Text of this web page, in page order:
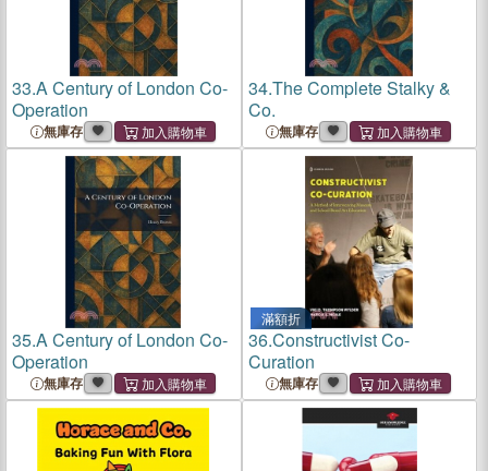
33.A Century of London Co-
Operation
無庫存
34.The Complete Stalky &
Co.
無庫存
35.A Century of London Co-
Operation
無庫存
滿額折
36.Constructivist Co-
Curation
無庫存